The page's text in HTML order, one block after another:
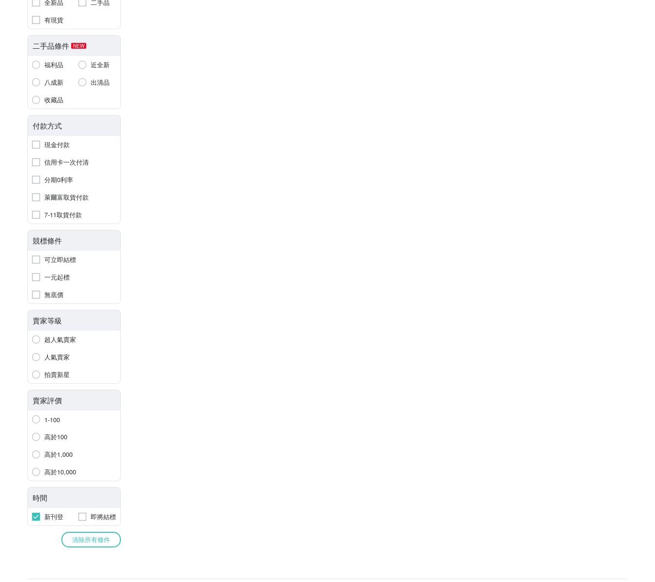
全新品
二手品
有現貨
二手品條件 NEW
福利品
近全新
八成新
出清品
收藏品
付款方式
現金付款
信用卡一次付清
分期0利率
萊爾富取貨付款
7-11取貨付款
競標條件
可立即結標
一元起標
無底價
賣家等級
超人氣賣家
人氣賣家
拍賣新星
賣家評價
1-100
高於100
高於1,000
高於10,000
時間
新刊登 即將結標
清除所有條件